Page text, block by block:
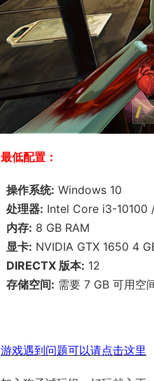
最低配置：
操作系统: Windows 10
处理器: Intel Core i3-10100
内存: 8 GB RAM
显卡: NVIDIA GTX 1650 4
DIRECTX 版本: 12
存储空间: 需要 7 GB 可用空
游戏遇到问题可以请点击这里